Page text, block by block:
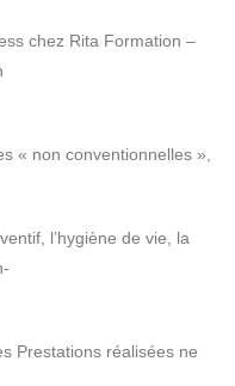
chez Rita Formation –
« non conventionnelles »,
l’hygiène de vie, la
Prestations réalisées ne